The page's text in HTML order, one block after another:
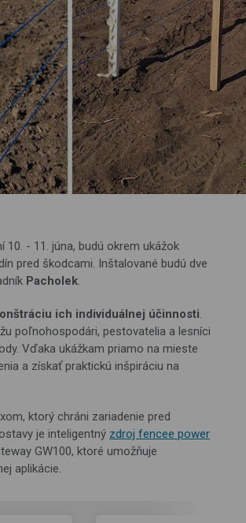
- 11. júna, budú okrem ukážok
pred škodcami. Inštalované budú dve
Pacholek.
ich individuálnej účinnosti.
poľnohospodári, pestovatelia a lesníci
Vďaka ukážkam priamo na mieste
a získať praktickú inšpiráciu na
ktorý chráni zariadenie pred
je inteligentný zdroj fencee power
GW100, ktoré umožňuje
aplikácie.